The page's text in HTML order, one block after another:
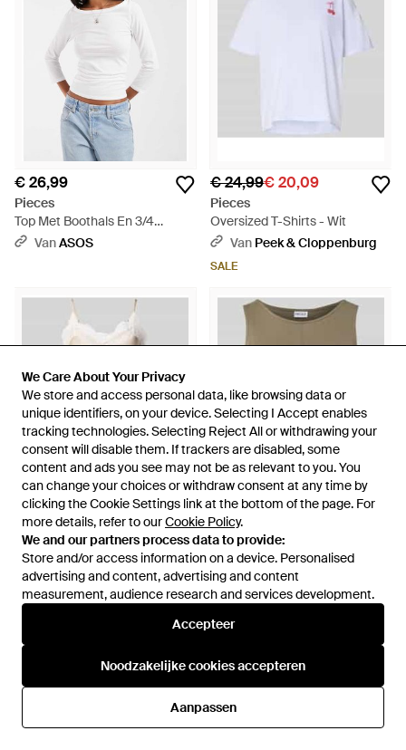
We Care About Your Privacy
We store and access personal data, like browsing data or
unique identifiers, on your device. Selecting I Accept enables
tracking technologies. Selecting Reject All or withdrawing your
consent will disable them. If trackers are disabled, some
content and ads you see may not be as relevant to you. You
can change your choices or withdraw consent at any time by
clicking the Cookie Settings link at the bottom of the page. For
more details, refer to ourCookie Policy.
We and our partners process data to provide:
Store and/or access information on a device. Personalised
advertising and content, advertising and content
measurement, audience research and services development.
Accepteer
Noodzakelijke cookies accepteren
Aanpassen
We Care About Your Privacy
We store and access personal data, like browsing data or
unique identifiers, on your device. Selecting I Accept enables
tracking technologies. Selecting Reject All or withdrawing your
consent will disable them. If trackers are disabled, some
content and ads you see may not be as relevant to you. You
can change your choices or withdraw consent at any time by
clicking the Cookie Settings link at the bottom of the page. For
more details, refer to ourCookie Policy.
We and our partners process data to provide:
Store and/or access information on a device. Personalised
advertising and content, advertising and content
measurement, audience research and services development.
Accepteer
Noodzakelijke cookies accepteren
Aanpassen
€ 26,99
Pieces
Top Met Boothals En 3/4
Mouwen - Wit
VanASOS
€ 24,99€ 20,09
Pieces
Oversized T-Shirts - Wit
Van Peek & Cloppenburg
SALE
€ 29,99
Pieces
Tops - Wit
Van Peek & Cloppenburg
€ 19,99
Pieces
Tops - Groen
Van Peek & Cloppenburg